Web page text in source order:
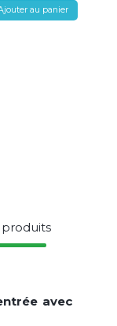
au panier
produits
avec